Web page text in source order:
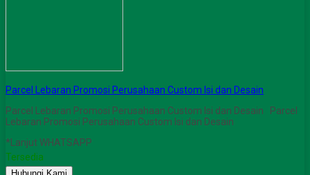
Parcel Lebaran Promosi Perusahaan Custom Isi dan Desain
Parcel Lebaran Promosi Perusahaan Custom Isi dan Desain Parcel
Lebaran Promosi Perusahaan Custom Isi dan Desain
*Lanjut WHATSAPP
Tersedia
Hubungi Kami